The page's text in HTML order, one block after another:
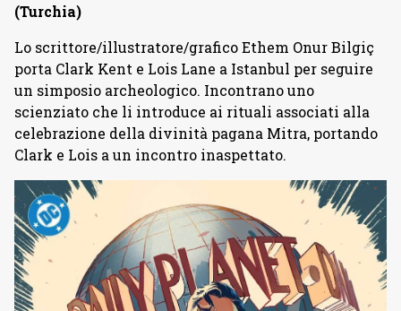
(Turchia)
Lo scrittore/illustratore/grafico Ethem Onur Bilgiç
porta Clark Kent e Lois Lane a Istanbul per seguire
un simposio archeologico. Incontrano uno
scienziato che li introduce ai rituali associati alla
celebrazione della divinità pagana Mitra, portando
Clark e Lois a un incontro inaspettato.